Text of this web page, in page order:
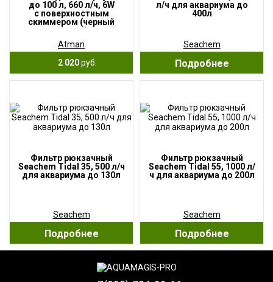
до 100 л, 660 л/ч, 6W
с поверхностным
скиммером (черный
корпус)
Atman
2 020руб.
л/ч для аквариума до
400л
Seachem
Подробнее
Фильтр рюкзачный
Seachem Tidal 35, 500 л/ч
для аквариума до 130л
Seachem
Подробнее
Фильтр рюкзачный
Seachem Tidal 55, 1000 л/
ч для аквариума до 200л
Seachem
Подробнее